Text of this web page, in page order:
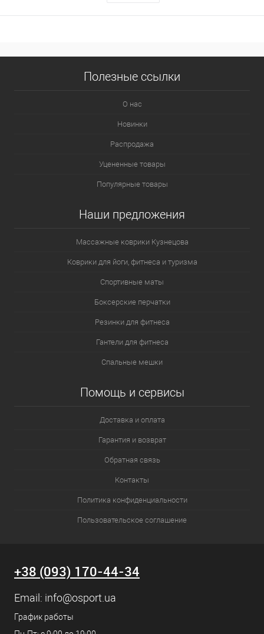
Полезные ссылки
О нас
Новинки
Распродажа
Уцененные товары
Популярные товары
Наши предложения
Массажные коврики Кузнецова
Коврики для йоги, фитнеса и туризма
Спортивные маты
Боксерские перчатки
Резинки для фитнеса
Гантели для фитнеса
Спальные мешки
Помощь и сервисы
Доставка и оплата
Гарантия и возврат
Обратная связь
Контакты
Политика конфиденциальности
Пользовательское соглашение
+38 (093) 170-44-34
Email: info@osport.ua
График работы